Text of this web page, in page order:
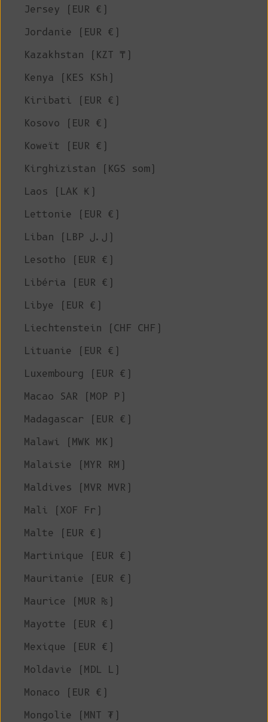
Jersey (EUR €)
Jordanie (EUR €)
Kazakhstan (KZT ₸)
Kenya (KES KSh)
Kiribati (EUR €)
Kosovo (EUR €)
Koweït (EUR €)
Kirghizistan (KGS som)
Laos (LAK ₭)
Lettonie (EUR €)
Liban (LBP ل.ل)
Lesotho (EUR €)
Libéria (EUR €)
Libye (EUR €)
Liechtenstein (CHF CHF)
Lituanie (EUR €)
Luxembourg (EUR €)
Macao SAR (MOP P)
Madagascar (EUR €)
Malawi (MWK MK)
Malaisie (MYR RM)
Maldives (MVR MVR)
Mali (XOF Fr)
Malte (EUR €)
Martinique (EUR €)
Mauritanie (EUR €)
Maurice (MUR ₨)
Mayotte (EUR €)
Mexique (EUR €)
Moldavie (MDL L)
Monaco (EUR €)
Mongolie (MNT ₮)